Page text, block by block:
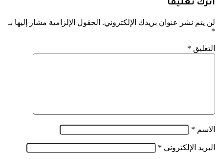
اترك تعليقاً
لن يتم نشر عنوان بريدك الإلكتروني. الحقول الإلزامية مشار إليها بـ
*
التعليق *
الاسم *
البريد الإلكتروني *